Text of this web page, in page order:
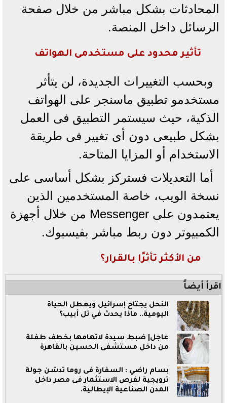
المحادثات بشكل مباشر من خلال صفحة
الرسائل داخل المنصة.
تأثير محدود على مستخدمى الهواتف
وبحسب التغييرات الجديدة، لن يتأثر
مستخدمو تطبيق ماسنجر على الهواتف
الذكية، حيث سيستمر التطبيق فى العمل
بشكل طبيعى دون أى تغيير فى طريقة
الاستخدام أو المزايا المتاحة.
أما التعديلات فستركز بشكل أساسى على
نسخة الويب، خاصة المستخدمين الذين
يعتمدون على Messenger من خلال أجهزة
الكمبيوتر دون ربط مباشر بفيسبوك.
من الأكثر تأثرًا بالقرار؟
اقرأ أيضاً
النحل يجتاح إسرائيل ويعطل الحياة
اليومية.. ماذا يحدث في تل أبيب؟
عاجل| ضبط سيدة لاتهامها بخطف طفلة
من داخل مستشفى الحسين بالقاهرة
بسام راضي : السفارة فى روما تدشن جولة
ترويجية لفرص الاستثمار فى مصر داخل
المدن الصناعية الإيطالية.